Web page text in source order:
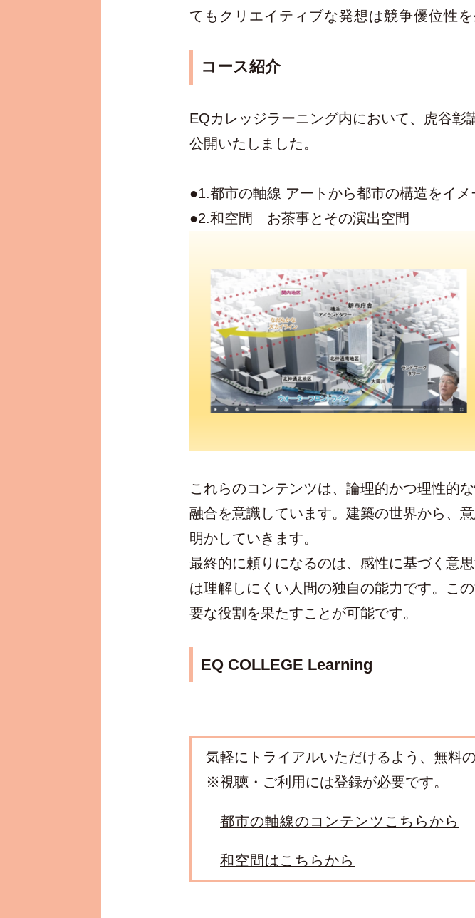
てもクリエイティブな発想は競争優位性
コース紹介
EQカレッジラーニング内において、虎谷
公開いたしました。
●1.都市の軸線 アートから都市の構造をイメ
●2.和空間 お茶事とその演出空間
これらのコンテンツは、論理的かつ理性的
融合を意識しています。建築の世界から、
明かしていきます。
最終的に頼りになるのは、感性に基づく意
は理解しにくい人間の独自の能力です。こ
要な役割を果たすことが可能です。
EQ COLLEGE Learning
気軽にトライアルいただけるよう、無料
※視聴・ご利用には登録が必要です。
都市の軸線のコンテンツこちらから
和空間はこちらから